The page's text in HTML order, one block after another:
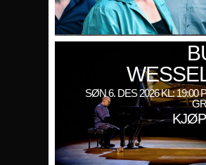
SØN 6. DES 2026 KL: 19:00